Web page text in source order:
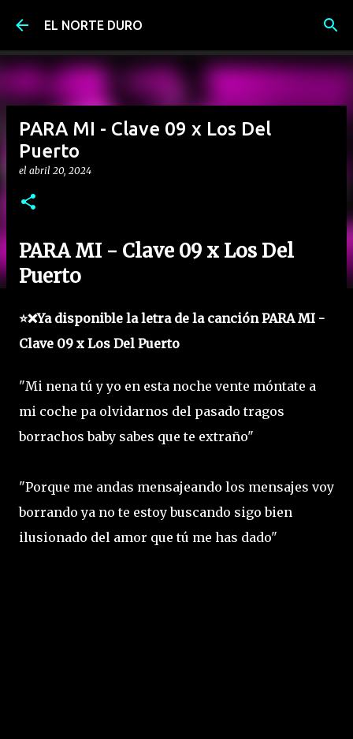
Ir al contenido principal
EL NORTE DURO
PARA MI - Clave 09 x Los Del
Puerto
el abril 20, 2024
PARA MI - Clave 09 x Los Del
Puerto
⭐❌Ya disponible la letra de la canción PARA MI -
Clave 09 x Los Del Puerto
"Mi nena tú y yo en esta noche vente móntate a
mi coche pa olvidarnos del pasado tragos
borrachos baby sabes que te extraño"
"Porque me andas mensajeando los mensajes voy
borrando ya no te estoy buscando sigo bien
ilusionado del amor que tú me has dado"